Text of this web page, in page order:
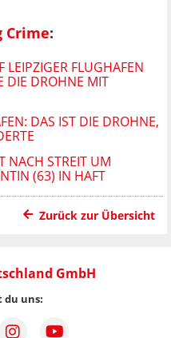
Crime:
LEIPZIGER FLUGHAFEN
DIE DROHNE MIT
DAS IST DIE DROHNE,
NACH STREIT UM
(63) IN HAFT
Zurück zur Übersicht
GmbH
du uns: